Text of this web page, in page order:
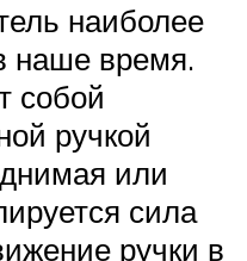
наиболее
наше время.
собой
ручкой
или
сила
ручки в